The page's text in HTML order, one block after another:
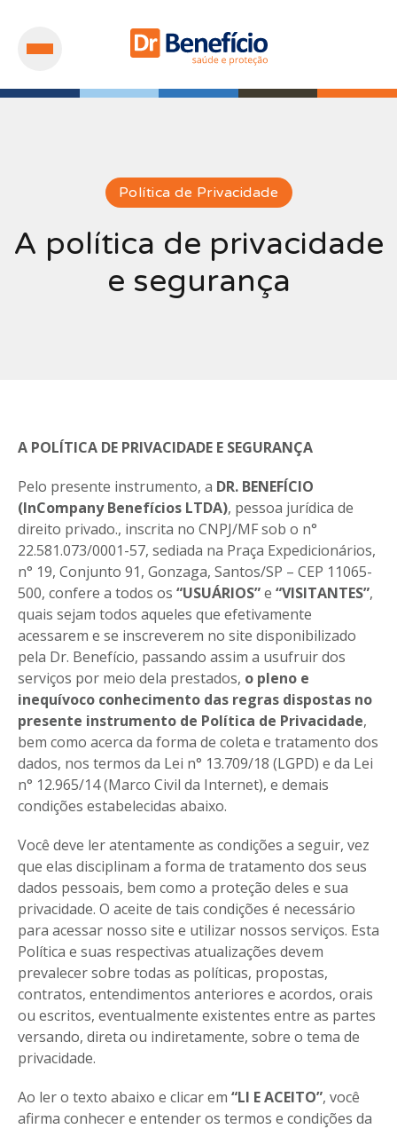
Política de Privacidade
A política de privacidade
e segurança
A POLÍTICA DE PRIVACIDADE E SEGURANÇA
Pelo presente instrumento, a DR. BENEFÍCIO
(InCompany Benefícios LTDA), pessoa jurídica de
direito privado., inscrita no CNPJ/MF sob o n°
22.581.073/0001-57, sediada na Praça Expedicionários,
n° 19, Conjunto 91, Gonzaga, Santos/SP – CEP 11065-
500, confere a todos os “USUÁRIOS”e “VISITANTES”,
quais sejam todos aqueles que efetivamente
acessarem e se inscreverem no site disponibilizado
pela Dr. Benefício, passando assim a usufruir dos
serviços por meio dela prestados, o pleno e
inequívoco conhecimento das regras dispostas no
presente instrumento de Política de Privacidade,
bem como acerca da forma de coleta e tratamento dos
dados, nos termos da Lei n° 13.709/18 (LGPD) e da Lei
n° 12.965/14 (Marco Civil da Internet), e demais
condições estabelecidas abaixo.
Você deve ler atentamente as condições a seguir, vez
que elas disciplinam a forma de tratamento dos seus
dados pessoais, bem como a proteção deles e sua
privacidade. O aceite de tais condições é necessário
para acessar nosso site e utilizar nossos serviços. Esta
Política e suas respectivas atualizações devem
prevalecer sobre todas as políticas, propostas,
contratos, entendimentos anteriores e acordos, orais
ou escritos, eventualmente existentes entre as partes
versando, direta ou indiretamente, sobre o tema de
privacidade.
Ao ler o texto abaixo e clicar em “LI E ACEITO”, você
afirma conhecer e entender os termos e condições da